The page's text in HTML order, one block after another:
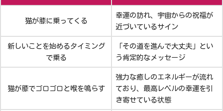
猫が膝に乗ってくる
幸運の訪れ、宇宙からの祝福が
近づいているサイン
新しいことを始めるタイミング
で乗る
「その道を進んで大丈夫」とい
う肯定的なメッセージ
猫が膝でゴロゴロと喉を鳴らす
強力な癒しのエネルギーが流れ
ており、最高レベルの幸運を引
き寄せている状態